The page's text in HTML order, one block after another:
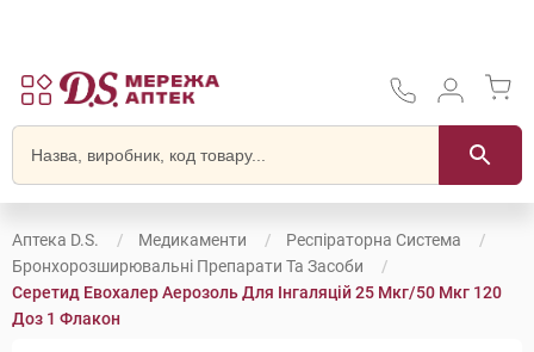
Аптека D.S. Медикаменти
Респіраторна Система
Бронхорозширювальні Препарати Та Засоби
Серетид Евохалер Аерозоль Для Інгаляцій 25 Мкг/50 Мкг 120
Доз 1 Флакон